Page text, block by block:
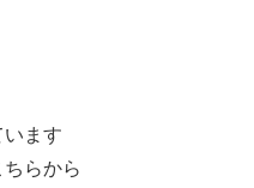
います
らから